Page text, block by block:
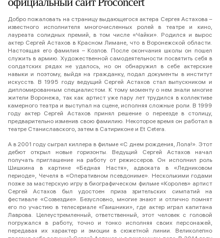
Добро пожаловать на страницу выдающегося актера Сергея Астахова –
известного исполнителя многочисленных ролей в театре и кино,
лауреата солидных премий, в том числе «Чайки». Родился и вырос
актер Сергей Астахов в Красном Лимане, что в Воронежской области.
Настоящая его фамилия – Козлов. После окончания школы он пошел
служить в армию. Художественной самодеятельности посвятить себя в
солдатских рядах не удалось, но он обнаружил в себе актерские
навыки и поэтому, выйдя на гражданку, подал документы в институт
искусств. В 1995 году ведущий Сергей Астахов стал выпускником и
дипломированным специалистом. К тому моменту о нем знали многие
жители Воронежа, так как артист уже пару лет трудился в коллективе
камерного театра и выступал на сцене, исполняя сложные роли. В 1999
году актер Сергей Астахов принял решение о переезде в столицу,
предварительно изменив свою фамилию. Некоторое время он работал в
театре Станиславского, затем в Сатириконе и Et Cetera.
А в 2001 году сыграл киллера в фильме «С днем рождения, Лола!». Этот
дебют открыл новые горизонты. Ведущий Сергей Астахов начал
получать приглашение на работу от режиссеров. Он исполнил роль
Шишкина в картине «Бедная Настя», адвоката в «Ледниковом
периоде», Чечеля в «Оперативном псевдониме». Несколькими годами
позже за мастерскую игру в биографическом фильме «Королев» артист
Сергей Астахов был удостоен приза зрительских симпатий на
фестивале «Созвездие». Безусловно, многие знают и отлично помнят
его по участию в телесериале «Гаишники», где актер играл капитана
Лаврова. Целеустремленный, ответственный, этот человек с головой
погружался в работу, точно и тонко исполняя своих персонажей,
передавая их характер и эмоции в сюжетной линии. Великолепно